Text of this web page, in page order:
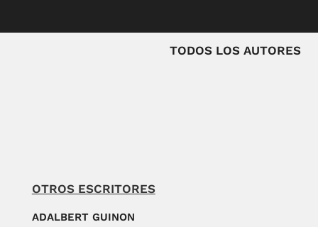
TODOS LOS AUTORES
OTROS ESCRITORES
ADALBERT GUINON